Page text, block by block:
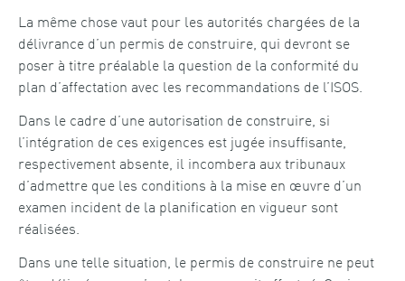
La même chose vaut pour les autorités chargées de la
délivrance d’un permis de construire, qui devront se
poser à titre préalable la question de la conformité du
plan d’affectation avec les recommandations de l’ISOS.
Dans le cadre d’une autorisation de construire, si
l’intégration de ces exigences est jugée insuffisante,
respectivement absente, il incombera aux tribunaux
d’admettre que les conditions à la mise en œuvre d’un
examen incident de la planification en vigueur sont
réalisées.
Dans une telle situation, le permis de construire ne peut